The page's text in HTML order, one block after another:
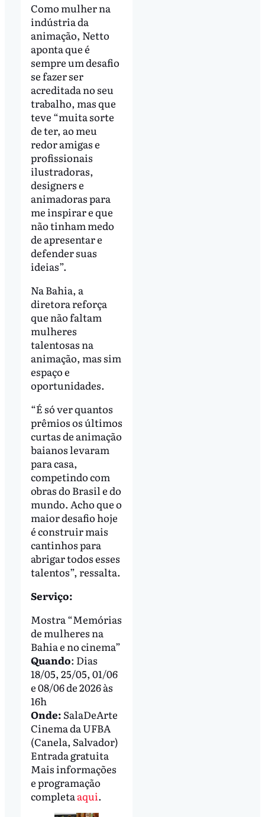
Como mulher na
indústria da
animação, Netto
aponta que é
sempre um desafio
se fazer ser
acreditada no seu
trabalho, mas que
teve “muita sorte
de ter, ao meu
redor amigas e
profissionais
ilustradoras,
designers e
animadoras para
me inspirar e que
não tinham medo
de apresentar e
defender suas
ideias”.
Na Bahia, a
diretora reforça
que não faltam
mulheres
talentosas na
animação, mas sim
espaço e
oportunidades.
“É só ver quantos
prêmios os últimos
curtas de animação
baianos levaram
para casa,
competindo com
obras do Brasil e do
mundo. Acho que o
maior desafio hoje
é construir mais
cantinhos para
abrigar todos esses
talentos”, ressalta.
Serviço:
Mostra “Memórias
de mulheres na
Bahia e no cinema”
Quando: Dias
18/05, 25/05, 01/06
e 08/06 de 2026 às
16h
Onde: SalaDeArte
Cinema da UFBA
(Canela, Salvador)
Entrada gratuita
Mais informações
e programação
completa aqui.